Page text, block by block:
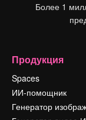
Более 1
Продукция
Spaces
ИИ-помощник
Генератор